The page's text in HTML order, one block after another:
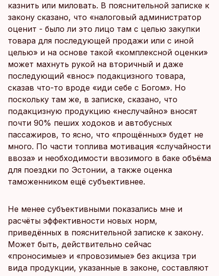
казнить или миловать. В пояснительной записке к
закону сказано, что «налоговый администратор
оценит - было ли это лицо там с целью закупки
товара для последующей продажи или с иной
целью» и на основе такой «комплексной оценки»
может махнуть рукой на вторичный и даже
последующий «внос» подакцизного товара,
сказав что-то вроде «иди себе с Богом». Но
поскольку там же, в записке, сказано, что
подакцизную продукцию «неслучайно» вносят
почти 90% пеших ходоков и автобусных
пассажиров, то ясно, что «прощённых» будет не
много. По части топлива мотивация «случайности
ввоза» и необходимости ввозимого в баке объёма
для поездки по Эстонии, а также оценка
таможенником ещё субъективнее.
Не менее субъективными показались мне и
расчёты эффективности новых норм,
приведённых в пояснительной записке к закону.
Может быть, действительно сейчас
«проносимые» и «провозимые» без акциза три
вида продукции, указанные в законе, составляют